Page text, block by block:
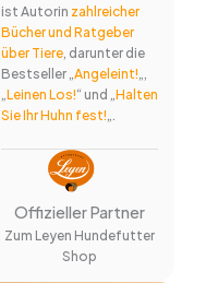
ist Autorin zahlreicher
Bücher und Ratgeber
über Tiere, darunter die
Bestseller „Angeleint!„,
„Leinen Los!“ und „Halten
Sie Ihr Huhn fest!„.
Offizieller Partner
Zum Leyen Hundefutter
Shop